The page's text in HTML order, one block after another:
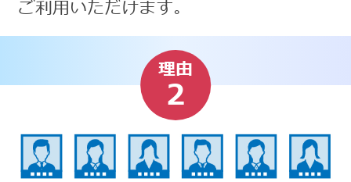
ご利用いただけます。
理由
2